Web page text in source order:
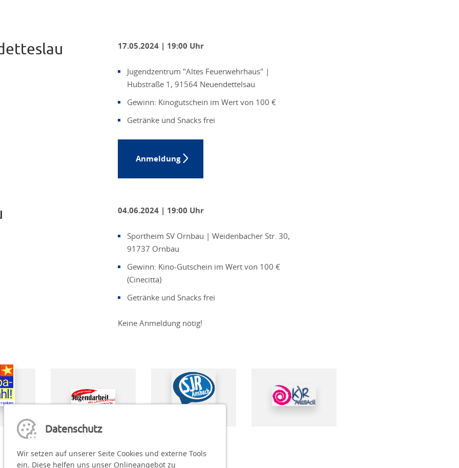
17.05.2024 | 19:00 Uhr
Jugendzentrum "Altes Feuerwehrhaus" |
Hubstraße 1, 91564 Neuendettelsau
Gewinn: Kinogutschein im Wert von 100 €
Getränke und Snacks frei
Anmeldung
04.06.2024 | 19:00 Uhr
Sportheim SV Ornbau | Weidenbacher Str. 30,
91737 Ornbau
Gewinn: Kino-Gutschein im Wert von 100 €
(Cinecitta)
Getränke und Snacks frei
Keine Anmeldung nötig!
Datenschutz
Wir setzen auf unserer Seite Cookies und externe Tools
ein. Diese helfen uns unser Onlineangebot zu